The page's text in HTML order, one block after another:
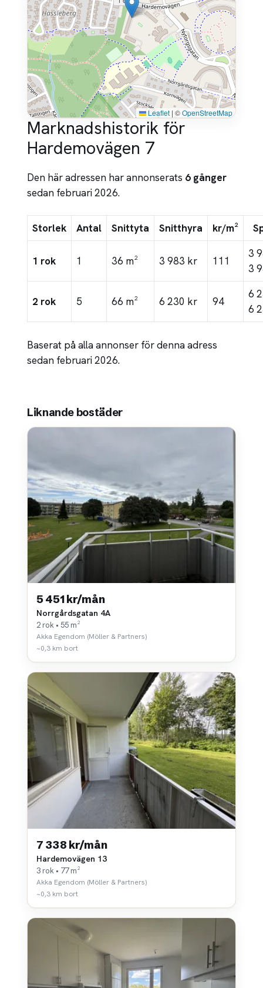
Leaflet | ©OpenStreetMap
Marknadshistorik för
Hardemovägen 7
Den här adressen har annonserats 6 gånger
sedan februari 2026.
Storlek Antal Snittyta Snitthyra kr/m²
1 rok 1 36 m² 3 983 kr 111
3
3
2 rok 5 66 m² 6 230 kr 94
6
6
Baserat på alla annonser för denna adress
sedan februari 2026.
Liknande bostäder
5 451 kr/mån
Norrgårdsgatan 4A
2 rok • 55 m²
Akka Egendom (Möller & Partners)
~0,3 km bort
7 338 kr/mån
Hardemovägen 13
3 rok • 77 m²
Akka Egendom (Möller & Partners)
~0,3 km bort